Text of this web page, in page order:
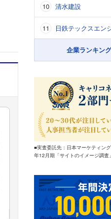
清水建設
日鉄テックスエン
企業ランキン
■実査委託先：日本マーケティン
年12月期「サイトのイメージ調査」